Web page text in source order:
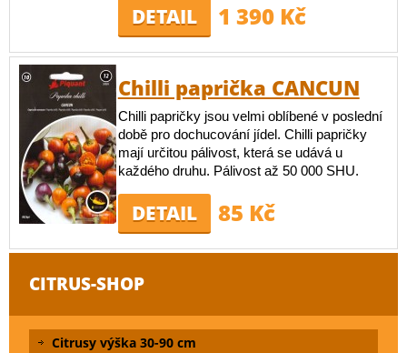
DETAIL 1 390 Kč
Chilli paprička CANCUN
Chilli papričky jsou velmi oblíbené v poslední
době pro dochucování jídel. Chilli papričky
mají určitou pálivost, která se udává u
každého druhu. Pálivost až 50 000 SHU.
DETAIL 85 Kč
CITRUS-SHOP
Citrusy výška 30-90 cm